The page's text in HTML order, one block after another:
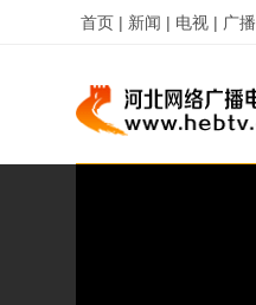
首页 | 新闻 | 电视 | 广